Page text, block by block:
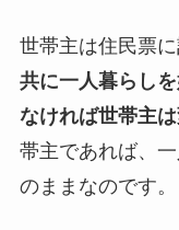
世帯主は住民票に
共に一人暮らし
なければ世帯主は
帯主であれば、
のままなのです。